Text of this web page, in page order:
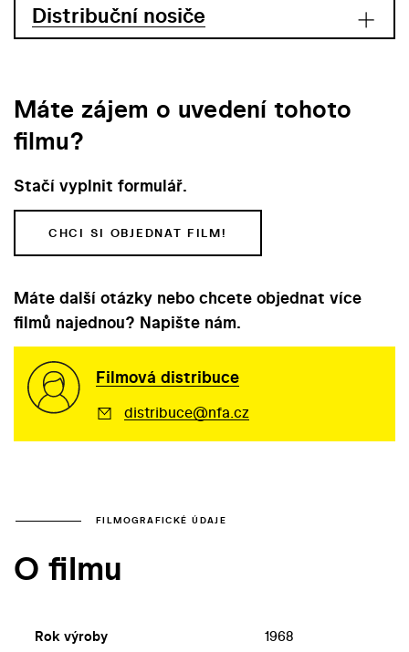
Distribuční nosiče
Máte zájem o uvedení tohoto
filmu?
Stačí vyplnit formulář.
CHCI SI OBJEDNAT FILM!
Máte další otázky nebo chcete objednat více
filmů najednou? Napište nám.
Filmová distribuce
distribuce@nfa.cz
FILMOGRAFICKÉ ÚDAJE
O filmu
Rok výroby 1968